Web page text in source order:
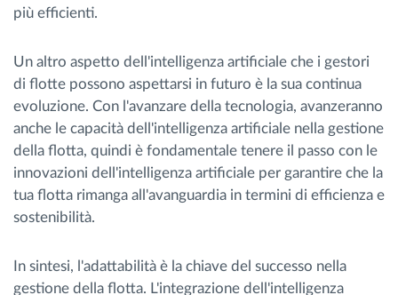
più efficienti.
Un altro aspetto dell'intelligenza artificiale che i gestori
di flotte possono aspettarsi in futuro è la sua continua
evoluzione. Con l'avanzare della tecnologia, avanzeranno
anche le capacità dell'intelligenza artificiale nella gestione
della flotta, quindi è fondamentale tenere il passo con le
innovazioni dell'intelligenza artificiale per garantire che la
tua flotta rimanga all'avanguardia in termini di efficienza e
sostenibilità.
In sintesi, l'adattabilità è la chiave del successo nella
gestione della flotta. L'integrazione dell'intelligenza